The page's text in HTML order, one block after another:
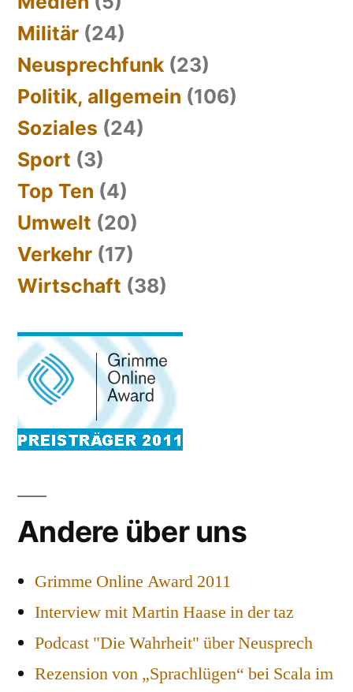
Militär (24)
Neusprechfunk (23)
Politik, allgemein (106)
Soziales (24)
Sport (3)
Top Ten (4)
Umwelt (20)
Verkehr (17)
Wirtschaft (38)
Andere über uns
Grimme Online Award 2011
Interview mit Martin Haase in der taz
Podcast "Die Wahrheit" über Neusprech
Rezension von „Sprachlügen“ bei Scala im